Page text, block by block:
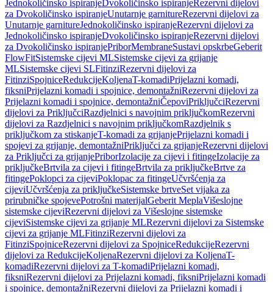
Jednokoličinsko ispiranjeDvokoličinsko ispiranjeRezervni dijelovi
za Dvokoličinsko ispiranjeUnutarnje garnitureRezervni dijelovi za
Unutarnje garnitureJednokoličinsko ispiranjeRezervni dijelovi za
Jednokoličinsko ispiranjeDvokoličinsko ispiranjeRezervni dijelovi
za Dvokoličinsko ispiranjePriborMembraneSustavi opskrbeGeberit
FlowFitSistemske cijevi MLSistemske cijevi za grijanje
MLSistemske cijevi SLFitinziRezervni dijelovi za
FitinziSpojniceRedukcijeKoljenaT-komadiPrijelazni komadi,
fiksniPrijelazni komadi i spojnice, demontažniRezervni dijelovi za
Prijelazni komadi i spojnice, demontažniČepoviPriključciRezervni
dijelovi za PriključciRazdjelnici s navojnim priključkomRezervni
dijelovi za Razdjelnici s navojnim priključkomRazdjelnik s
priključkom za stiskanjeT-komadi za grijanjePrijelazni komadi i
spojevi za grijanje, demontažniPriključci za grijanjeRezervni dijelovi
za Priključci za grijanjePriborIzolacije za cijevi i fitingeIzolacije za
priključkeBrtvila za cijevi i fitingeBrtvila za priključkeBrtve za
fitingePoklopci za cijeviPoklopac za fitingeUčvršćenja za
cijeviUčvršćenja za priključkeSistemske brtveSet vijaka za
prirubničke spojevePotrošni materijalGeberit MeplaVišeslojne
sistemske cijeviRezervni dijelovi za Višeslojne sistemske
cijeviSistemske cijevi za grijanje MLRezervni dijelovi za Sistemske
cijevi za grijanje MLFitinziRezervni dijelovi za
FitinziSpojniceRezervni dijelovi za SpojniceRedukcijeRezervni
dijelovi za RedukcijeKoljenaRezervni dijelovi za KoljenaT-
komadiRezervni dijelovi za T-komadiPrijelazni komadi,
fiksniRezervni dijelovi za Prijelazni komadi, fiksniPrijelazni komadi
i spojnice, demontažniRezervni dijelovi za Prijelazni komadi i